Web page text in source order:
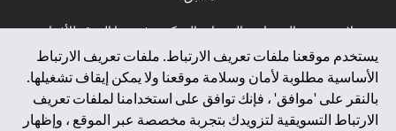
يستخدم موقعنا ملفات تعريف الارتباط. ملفات تعريف الارتباط
الأساسية مطلوبة لأمان وسلامة موقعنا ولا يمكن إيقاف تشغيلها.
بالنقر على 'موافق' ، فإنك توافق على استخدامنا لملفات تعريف
الارتباط التسويقية لتزويدك بتجربة مخصصة عبر الموقع ، وإظهار
لا يتم تقديم المنتجات والخدمات المذكورة في هذا الموقع للأفراد
المقيمين في الاتحاد الأوروبي أو المنطقة الاقتصادية الأوروبية أو
سويسرا أو غيرنسي أو جيرسي أو موناكو أو سان مارينو أو
الفاتيكان أو جزيرة مان أو المملكة المتحدة أو خصوصية البيانات
(لائحة حماية البيانات العامة \ قانون حماية البيانات الشخصية
العامة \ قانون خصوصية نيوزيلندا). المحتوى الموجود في هذه